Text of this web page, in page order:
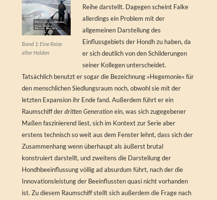
Band 1: Eine Reise
alter Helden
Reihe darstellt. Dagegen scheint Falke
allerdings ein Problem mit der
allgemeinen Darstellung des
Einflussgebiets der Hondh zu haben, da
er sich deutlich von den Schilderungen
seiner Kollegen unterscheidet.
Tatsächlich benutzt er sogar die Bezeichnung »Hegemonie« für
den menschlichen Siedlungsraum noch, obwohl sie mit der
letzten Expansion ihr Ende fand. Außerdem führt er ein
Raumschiff derdritten Generationein, was sich zugegebener
Maßen faszinierend liest, sich im Kontext zur Serie aber
erstens technisch so weit aus dem Fenster lehnt, dass sich der
Zusammenhang wenn überhaupt als äußerst brutal
konstruiert darstellt, und zweitens die Darstellung der
Hondhbeeinflussung völlig ad absurdum führt, nach der die
Innovationsleistung der Beeinflussten quasi nicht vorhanden
ist. Zu diesem Raumschiff stellt sich außerdem die Frage nach